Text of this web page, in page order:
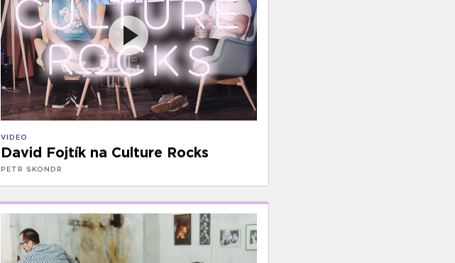
VIDEO
David Fojtík na Culture Rocks
PETR SKONDR